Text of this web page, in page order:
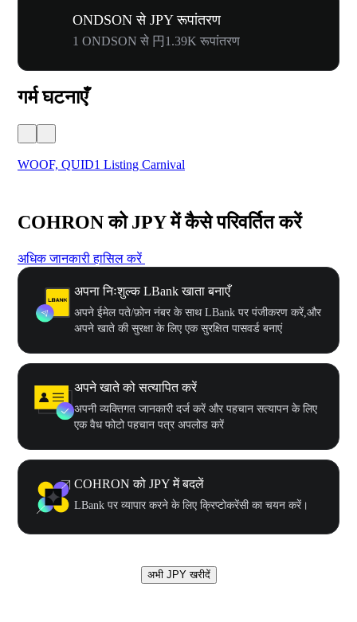
ONDSON से JPY रूपांतरण
1 ONDSON से 円1.39K रूपांतरण
गर्म घटनाएँ
WOOF, QUID1 Listing Carnival
COHRON को JPY में कैसे परिवर्तित करें
अधिक जानकारी हासिल करें
अपना निःशुल्क LBank खाता बनाएँ
अपने ईमेल पते/फ़ोन नंबर के साथ LBank पर पंजीकरण करें,और
अपने खाते की सुरक्षा के लिए एक सुरक्षित पासवर्ड बनाएं
अपने खाते को सत्यापित करें
अपनी व्यक्तिगत जानकारी दर्ज करें और पहचान सत्यापन के लिए
एक वैध फोटो पहचान पत्र अपलोड करें
COHRON को JPY में बदलें
LBank पर व्यापार करने के लिए क्रिप्टोकरेंसी का चयन करें।
अभी JPY खरीदें